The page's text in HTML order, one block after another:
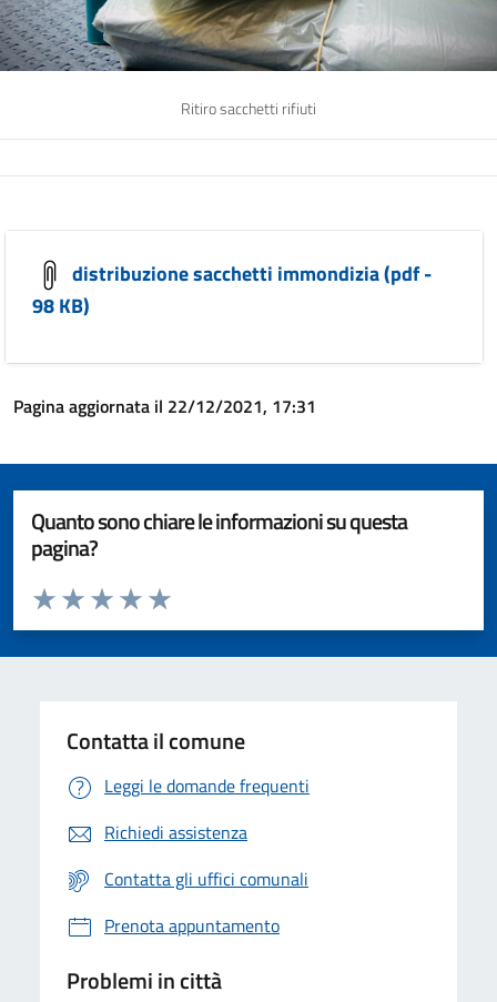
Ritiro sacchetti rifiuti
distribuzione sacchetti immondizia (pdf -
98 KB)
Pagina aggiornata il 22/12/2021, 17:31
Quanto sono chiare le informazioni su questa
pagina?
Valuta da 1 a 5 stelle la pagina
Valuta 5 stelle su 5
Valuta 4 stelle su 5
Valuta 3 stelle su 5
Valuta 2 stelle su 5
Valuta 1 stelle su 5
Contatta il comune
Leggi le domande frequenti
Richiedi assistenza
Contatta gli uffici comunali
Prenota appuntamento
Problemi in città